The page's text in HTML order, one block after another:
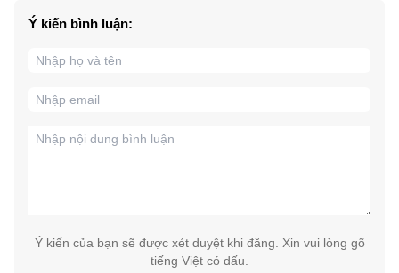
Ý kiến bình luận:
Ý kiến của bạn sẽ được xét duyệt khi đăng. Xin vui lòng gõ
tiếng Việt có dấu.